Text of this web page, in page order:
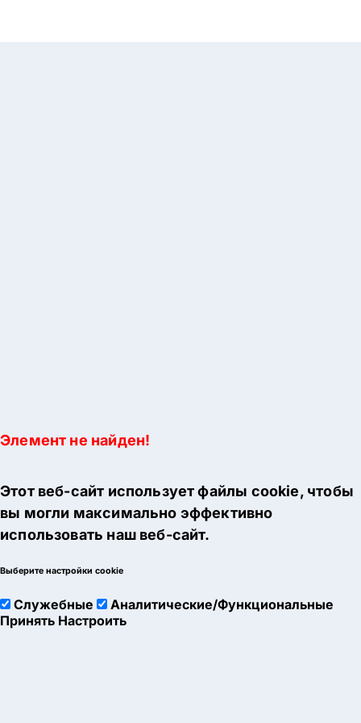
Элемент не найден!
Этот веб-сайт использует файлы cookie, чтобы
вы могли максимально эффективно
использовать наш веб-сайт.
Выберите настройки cookie
Служебные
Аналитические/Функциональные
Принять Настроить